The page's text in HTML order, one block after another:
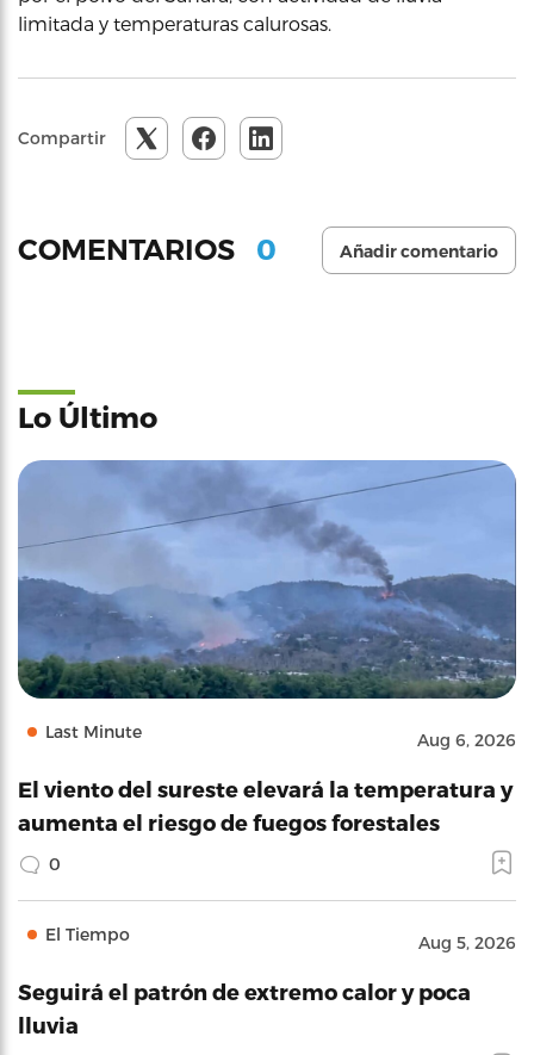
limitada y temperaturas calurosas.
Compartir
COMENTARIOS 0 Añadir comentario
Lo Último
Last Minute Aug 6, 2026
El viento del sureste elevará la temperatura y
aumenta el riesgo de fuegos forestales
0
El Tiempo Aug 5, 2026
Seguirá el patrón de extremo calor y poca
lluvia